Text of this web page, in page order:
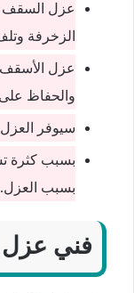
عزل السقف
الزخرفة
عزل
والحفاظ
سيوفر العزل
بسبب كثرة
بسبب العزل.
فني عزل